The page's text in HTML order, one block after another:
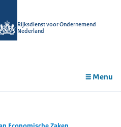
Rijksdienst voor Ondernemend
Nederland
Menu